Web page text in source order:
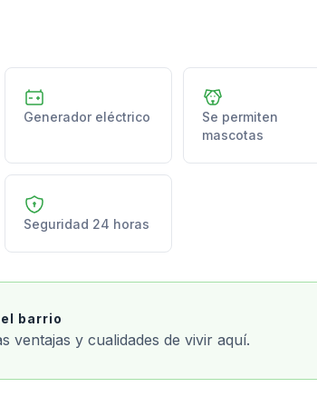
Generador eléctrico
Se permiten
mascotas
Seguridad 24 horas
barrio
ventajas y cualidades de vivir aquí.